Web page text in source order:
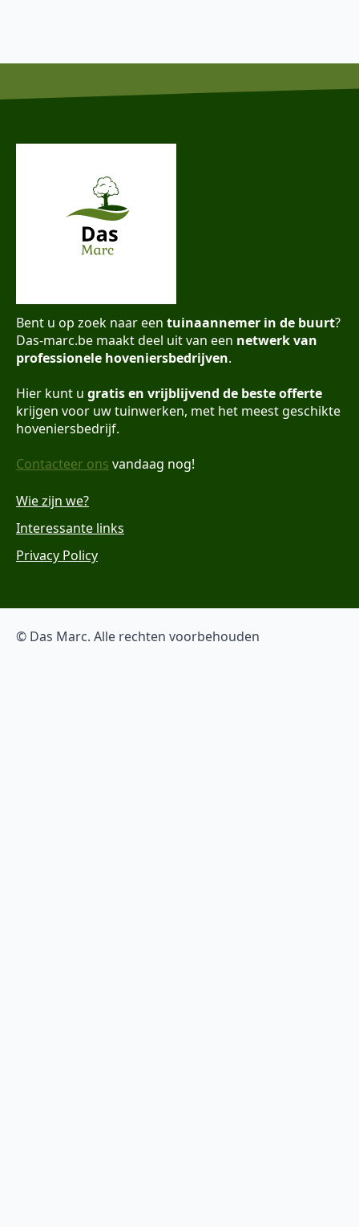
Bent u op zoek naar een tuinaannemer in de buurt?
Das-marc.be maakt deel uit van een netwerk van
professionele hoveniersbedrijven.
Hier kunt u gratis en vrijblijvend de beste offerte
krijgen voor uw tuinwerken, met het meest geschikte
hoveniersbedrijf.
Contacteer ons vandaag nog!
Wie zijn we?
Interessante links
Privacy Policy
© Das Marc. Alle rechten voorbehouden